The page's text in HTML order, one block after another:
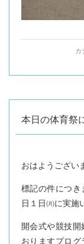
カ
本日の体育祭
おはようござい
標記の件につき
日１日㈪に実施
開会式や競技
おりますプロ